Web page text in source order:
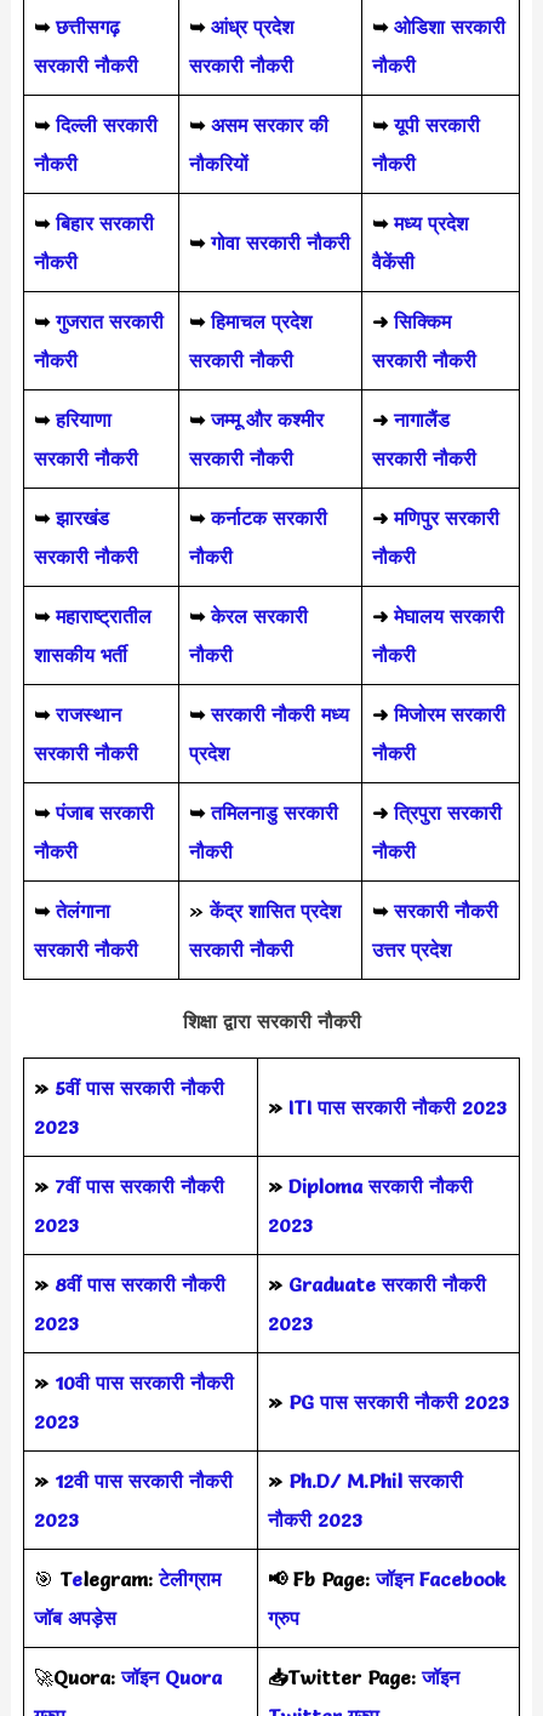
➥ छत्तीसगढ़
सरकारी नौकरी
➥ आंध्र प्रदेश
सरकारी नौकरी
➥ ओडिशा सरकारी
नौकरी
➥ दिल्ली सरकारी
नौकरी
➥ असम सरकार की
नौकरियों
➥ यूपी सरकारी
नौकरी
➥बिहार सरकारी
नौकरी
➥गोवा सरकारी नौकरी
➥ मध्य प्रदेश
वैकेंसी
➥ गुजरात सरकारी
नौकरी
➥हिमाचल प्रदेश
सरकारी नौकरी
➜ सिक्किम
सरकारी नौकरी
➥हरियाणा
सरकारी नौकरी
➥जम्मू और कश्मीर
सरकारी नौकरी
➜ नागालैंड
सरकारी नौकरी
➥ झारखंड
सरकारी नौकरी
➥ कर्नाटक सरकारी
नौकरी
➜ मणिपुर सरकारी
नौकरी
➥ महाराष्ट्रातील
शासकीय भर्ती
➥ केरल सरकारी
नौकरी
➜ मेघालय सरकारी
नौकरी
➥ राजस्थान
सरकारी नौकरी
➥सरकारी नौकरी मध्य
प्रदेश
➜मिजोरम सरकारी
नौकरी
➥ पंजाब सरकारी
नौकरी
➥ तमिलनाडु सरकारी
नौकरी
➜ त्रिपुरा सरकारी
नौकरी
➥तेलंगाना
सरकारी नौकरी
»केंद्र शासित प्रदेश
सरकारी नौकरी
➥ सरकारी नौकरी
उत्तर प्रदेश
शिक्षा द्वारा सरकारी नौकरी
» 5वीं पास सरकारी नौकरी
2023
» ITI पास सरकारी नौकरी 2023
» 7वीं पास सरकारी नौकरी
2023
» Diploma सरकारी नौकरी
2023
» 8वीं पास सरकारी नौकरी
2023
» Graduate सरकारी नौकरी
2023
» 10वी पास सरकारी नौकरी
2023
» PG पास सरकारी नौकरी 2023
» 12वी पास सरकारी नौकरी
2023
» Ph.D/ M.Phil सरकारी
नौकरी 2023
🎯 Telegram: टेलीग्राम
जॉब अपड़ेस
📢 Fb Page:जॉइन Facebook
ग्रुप
🚀Quora:जॉइन Quora
📥Twitter Page:जॉइन